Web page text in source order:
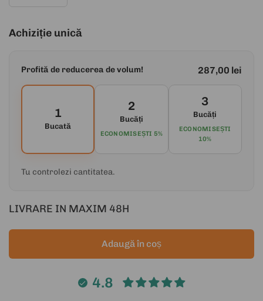
Achiziție unică
Profită de reducerea de volum! 287,00 lei
1
Bucată
2
Bucăți
ECONOMISEȘTI 5%
3
Bucăți
ECONOMISEȘTI
10%
Tu controlezi cantitatea.
LIVRARE IN MAXIM 48H
Adaugă în coș
4.8